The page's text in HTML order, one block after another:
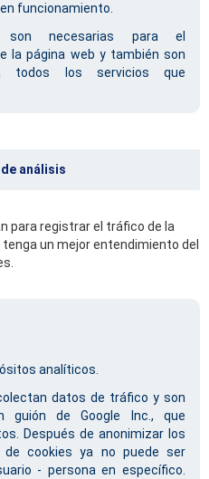
funcionamiento.
son necesarias para el
la página web y también son
todos los servicios que
análisis
para registrar el tráfico de la
un mejor entendimiento del
analíticos.
datos de tráfico y son
guión de Google Inc., que
Después de anonimizar los
cookies ya no puede ser
- persona en específico.